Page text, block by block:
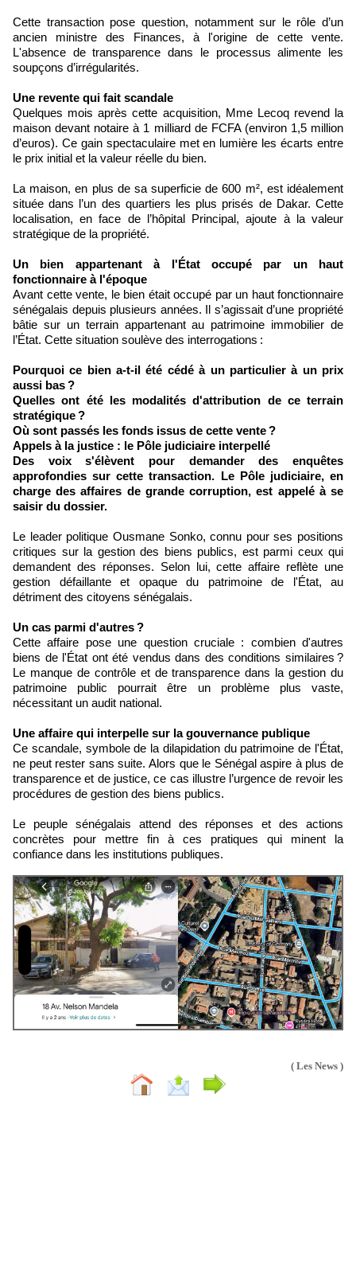
Cette transaction pose question, notamment sur le rôle d’un
ancien ministre des Finances, à l'origine de cette vente.
L'absence de transparence dans le processus alimente les
soupçons d’irrégularités.
Une revente qui fait scandale
Quelques mois après cette acquisition, Mme Lecoq revend la
maison devant notaire à 1 milliard de FCFA (environ 1,5 million
d’euros). Ce gain spectaculaire met en lumière les écarts entre
le prix initial et la valeur réelle du bien.
La maison, en plus de sa superficie de 600 m², est idéalement
située dans l’un des quartiers les plus prisés de Dakar. Cette
localisation, en face de l’hôpital Principal, ajoute à la valeur
stratégique de la propriété.
Un bien appartenant à l'État occupé par un haut
fonctionnaire à l'époque
Avant cette vente, le bien était occupé par un haut fonctionnaire
sénégalais depuis plusieurs années. Il s’agissait d’une propriété
bâtie sur un terrain appartenant au patrimoine immobilier de
l’État. Cette situation soulève des interrogations :
Pourquoi ce bien a-t-il été cédé à un particulier à un prix
aussi bas ?
Quelles ont été les modalités d'attribution de ce terrain
stratégique ?
Où sont passés les fonds issus de cette vente ?
Appels à la justice : le Pôle judiciaire interpellé
Des voix s'élèvent pour demander des enquêtes
approfondies sur cette transaction. Le Pôle judiciaire, en
charge des affaires de grande corruption, est appelé à se
saisir du dossier.
Le leader politique Ousmane Sonko, connu pour ses positions
critiques sur la gestion des biens publics, est parmi ceux qui
demandent des réponses. Selon lui, cette affaire reflète une
gestion défaillante et opaque du patrimoine de l'État, au
détriment des citoyens sénégalais.
Un cas parmi d'autres ?
Cette affaire pose une question cruciale : combien d'autres
biens de l'État ont été vendus dans des conditions similaires ?
Le manque de contrôle et de transparence dans la gestion du
patrimoine public pourrait être un problème plus vaste,
nécessitant un audit national.
Une affaire qui interpelle sur la gouvernance publique
Ce scandale, symbole de la dilapidation du patrimoine de l'État,
ne peut rester sans suite. Alors que le Sénégal aspire à plus de
transparence et de justice, ce cas illustre l’urgence de revoir les
procédures de gestion des biens publics.
Le peuple sénégalais attend des réponses et des actions
concrètes pour mettre fin à ces pratiques qui minent la
confiance dans les institutions publiques.
( Les News )